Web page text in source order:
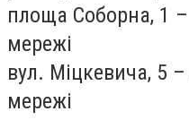
площа Соборна, 1 –
мережі
вул. Міцкевича, 5 –
мережі